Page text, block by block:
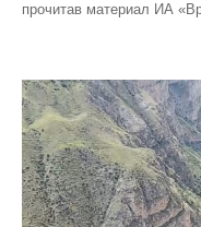
прочитав материал ИА